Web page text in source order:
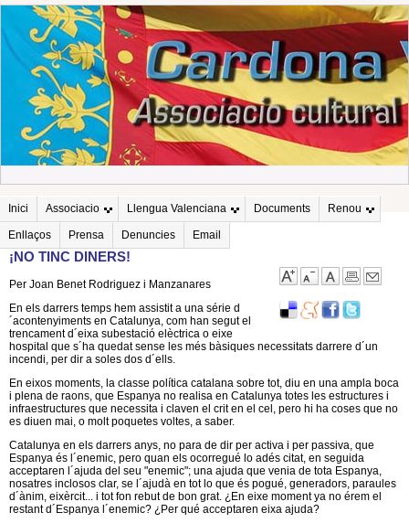
Inici Associacio Llengua Valenciana Documents Renou
Enllaços Prensa Denuncies Email
¡NO TINC DINERS!
Per Joan Benet Rodriguez i Manzanares
En els darrers temps hem assistit a una série d
´acontenyiments en Catalunya, com han segut el
trencament d´eixa subestació elèctrica o eixe
hospital que s´ha quedat sense les més bàsiques necessitats darrere d´un
incendi, per dir a soles dos d´ells.
En eixos moments, la classe política catalana sobre tot, diu en una ampla boca
i plena de raons, que Espanya no realisa en Catalunya totes les estructures i
infraestructures que necessita i claven el crit en el cel, pero hi ha coses que no
es diuen mai, o molt poquetes voltes, a saber.
Catalunya en els darrers anys, no para de dir per activa i per passiva, que
Espanya és l´enemic, pero quan els ocorregué lo adés citat, en seguida
acceptaren l´ajuda del seu "enemic"; una ajuda que venia de tota Espanya,
nosatres inclosos clar, se l´ajudà en tot lo que és pogué, generadors, paraules
d´ànim, eixèrcit... i tot fon rebut de bon grat. ¿En eixe moment ya no érem el
restant d´Espanya l´enemic? ¿Per qué acceptaren eixa ajuda?